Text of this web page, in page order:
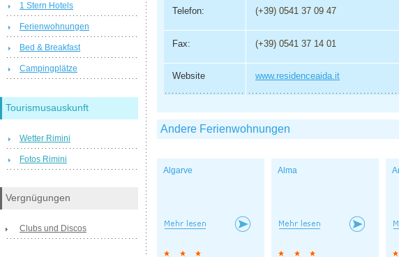
Telefon: (+39) 0541 37 09 47
Fax: (+39) 0541 37 14 01
Website www.residenceaida.it
Andere Ferienwohnungen
Algarve Alma
1 Stern Hotels
Ferienwohnungen
Bed & Breakfast
Campingplätze
Tourismusauskunft
Wetter Rimini
Fotos Rimini
Vergnügungen
Clubs und Discos